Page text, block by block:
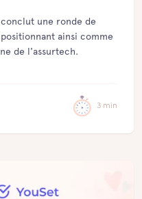
conclut une ronde de
ainsi comme
de l'assurtech.
3 min